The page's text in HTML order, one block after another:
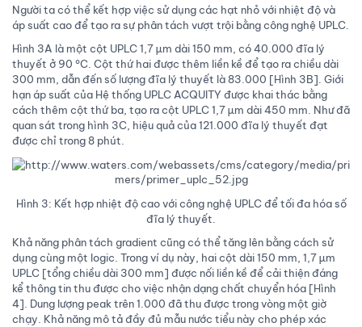
Người ta có thể kết hợp việc sử dụng các hạt nhỏ với nhiệt độ và
áp suất cao để tạo ra sự phân tách vượt trội bằng công nghệ UPLC.
Hình 3A là một cột UPLC 1,7 µm dài 150 mm, có 40.000 đĩa lý
thuyết ở 90 °C. Cột thứ hai được thêm liền kề để tạo ra chiều dài
300 mm, dẫn đến số lượng đĩa lý thuyết là 83.000 [Hình 3B]. Giới
hạn áp suất của Hệ thống UPLC ACQUITY được khai thác bằng
cách thêm cột thứ ba, tạo ra cột UPLC 1,7 µm dài 450 mm. Như đã
quan sát trong hình 3C, hiệu quả của 121.000 đĩa lý thuyết đạt
được chỉ trong 8 phút.
Hình 3: Kết hợp nhiệt độ cao với công nghệ UPLC để tối đa hóa số
đĩa lý thuyết.
Khả năng phân tách gradient cũng có thể tăng lên bằng cách sử
dụng cùng một logic. Trong ví dụ này, hai cột dài 150 mm, 1,7 µm
UPLC [tổng chiều dài 300 mm] được nối liền kề để cải thiện đáng
kể thông tin thu được cho việc nhận dạng chất chuyển hóa [Hình
4]. Dung lượng peak trên 1.000 đã thu được trong vòng một giờ
chạy. Khả năng mô tả đầy đủ mẫu nước tiểu này cho phép xác